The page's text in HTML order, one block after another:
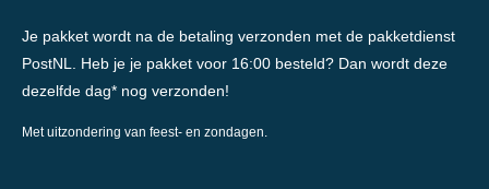
Je pakket wordt na de betaling verzonden met de pakketdienst
PostNL. Heb je je pakket voor 16:00 besteld? Dan wordt deze
dezelfde dag* nog verzonden!
Met uitzondering van feest- en zondagen.